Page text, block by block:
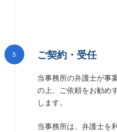
ご契約・受任
当事務所の弁護士が事
の上、ご依頼をお勧め
します。
当事務所は、弁護士を